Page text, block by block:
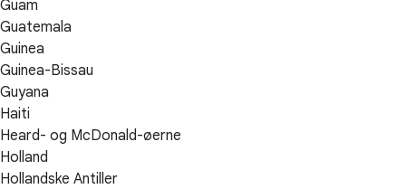
Guam
Guatemala
Guinea
Guinea-Bissau
Guyana
Haiti
Heard- og McDonald-øerne
Holland
Hollandske Antiller